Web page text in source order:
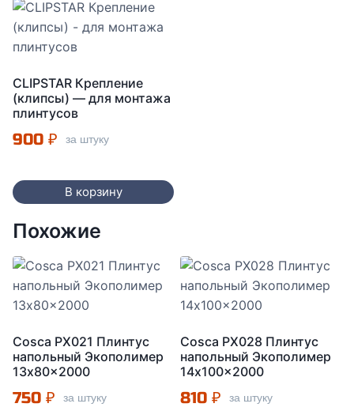
CLIPSTAR Крепление
(клипсы) — для монтажа
плинтусов
900 ₽ за штуку
В корзину
Похожие
Cosca PX021 Плинтус
напольный Экополимер
13x80x2000
750 ₽ за штуку
Cosca PX028 Плинтус
напольный Экополимер
14x100x2000
810 ₽ за штуку